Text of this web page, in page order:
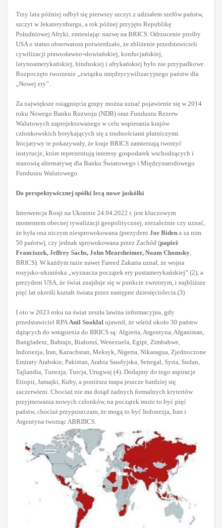
Trzy lata później odbył się pierwszy szczyt z udziałem szefów państw,
szczyt w Jekaterynburgu, a rok późnej przyjęto Republikę
Południowej Afryki, zmieniając nazwę na BRICS. Odrzucenie prośby
USA o status obserwatora potwierdzało, że zbliżenie przedstawicieli
cywilizacji prawosławno-słowiańskiej, konfucjańskiej,
latynoamerykańskiej, hinduskiej i afrykańskiej było nie przypadkowe.
Rozpoczęto tworzenie „związku międzycywilizacyjnego państw dla
„Nowej ery”.
Za największe osiągnięcia grupy można uznać pojawienie się w 2014
roku Nowego Banku Rozwoju (NDB) oraz Funduszu Rezerw
Walutowych zaprojektowanego w celu wspierania krajów
członkowskich borykających się z trudnościami płatniczymi.
Inicjatywy te pokazywały, że kraje BRICS zamierzają tworzyć
instytucje, które reprezentują interesy gospodarek wschodzących i
stanowią alternatywę dla Banku Światowego i Międzynarodowego
Funduszu Walutowego.
Do perspektywicznej spółki lecą nowe jaskółki
Interwencja Rosji na Ukrainie 24.04.2022 r. jest kluczowym
momentem obecnej rywalizacji geopolitycznej, niezależnie czy uznać,
że była ona niczym niesprowokowana (prezydent Joe Biden a za nim
50 państw), czy jednak sprowokowana przez Zachód (papież
Franciszek, Jeffrey Sachs, John Mearsheimer, Noam Chomsky,
BRICS). W każdym razie nawet Fareed Zakaria uznał, że wojna
rosyjsko-ukraińska „wyznacza początek ery postamerykańskiej” (2), a
prezydent USA, że świat znajduje się w punkcie zwrotnym, i najbliższe
pięć lat określi kształt świata przez następne dziesięciolecia.(3)
I oto w 2023 roku na świat zeszła lawina informacyjna, gdy
przedstawiciel RPAAnil Sooklal ujawnił, że wśród około 30 państw
dążących do wstąpienia do BRICS są: Algieria, Argentyna, Afganistan,
Bangladesz, Bahrajn, Białoruś, Wenezuela, Egipt, Zimbabwe,
Indonezja, Iran, Kazachstan, Meksyk, Nigeria, Nikaragua, Zjednoczone
Emiraty Arabskie, Pakistan, Arabia Saudyjska, Senegal, Syria, Sudan,
Tajlandia, Tunezja, Turcja, Urugwaj (4). Dodajmy do tego aspiracje
Etiopii, Jamajki, Kuby, a poniższa mapa jeszcze bardziej się
zaczerwieni. Chociaż nie ma dotąd żadnych formalnych kryteriów
przyjmowania nowych członków, na początek może to być pięć
państw, chociaż przypuszczam, że mogą to być Indonezja, Iran i
Argentyna tworząc ABRIIICS.